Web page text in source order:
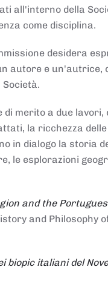
all'interno della
come disciplina.
desidera
autore e
merito a due
la ricchezza
in dialogo la storia
le esplorazioni
and the
and Philosophy
biopic italiani del